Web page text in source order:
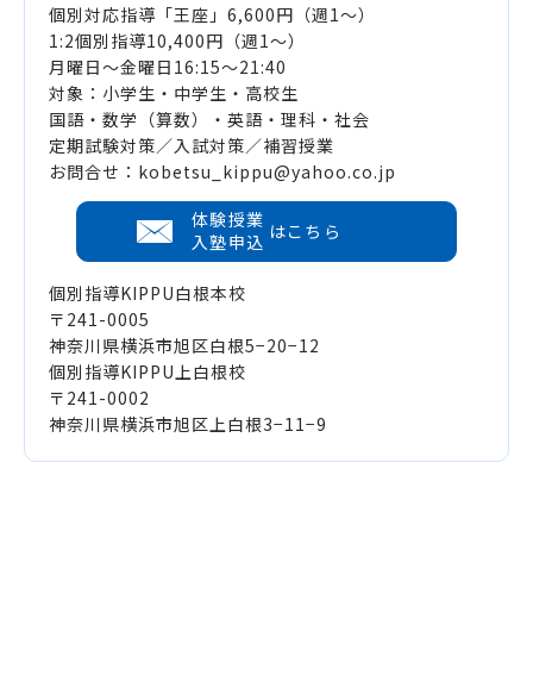
個別対応指導「王座」6,600円（週1～）
1:2個別指導10,400円（週1～）
月曜日～金曜日16:15～21:40
対象：小学生・中学生・高校生
国語・数学（算数）・英語・理科・社会
定期試験対策／入試対策／補習授業
お問合せ：kobetsu_kippu@yahoo.co.jp
体験授業
入塾申込 はこちら
個別指導KIPPU白根本校
〒241-0005
神奈川県横浜市旭区白根5−20−12
個別指導KIPPU上白根校
〒241-0002
神奈川県横浜市旭区上白根3−11−9